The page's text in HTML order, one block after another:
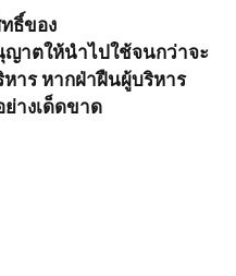
ธิ์ของ
าตให้นำไปใช้จนกว่าจะ
าร หากฝ่าฝืนผู้บริหาร
างเด็ดขาด